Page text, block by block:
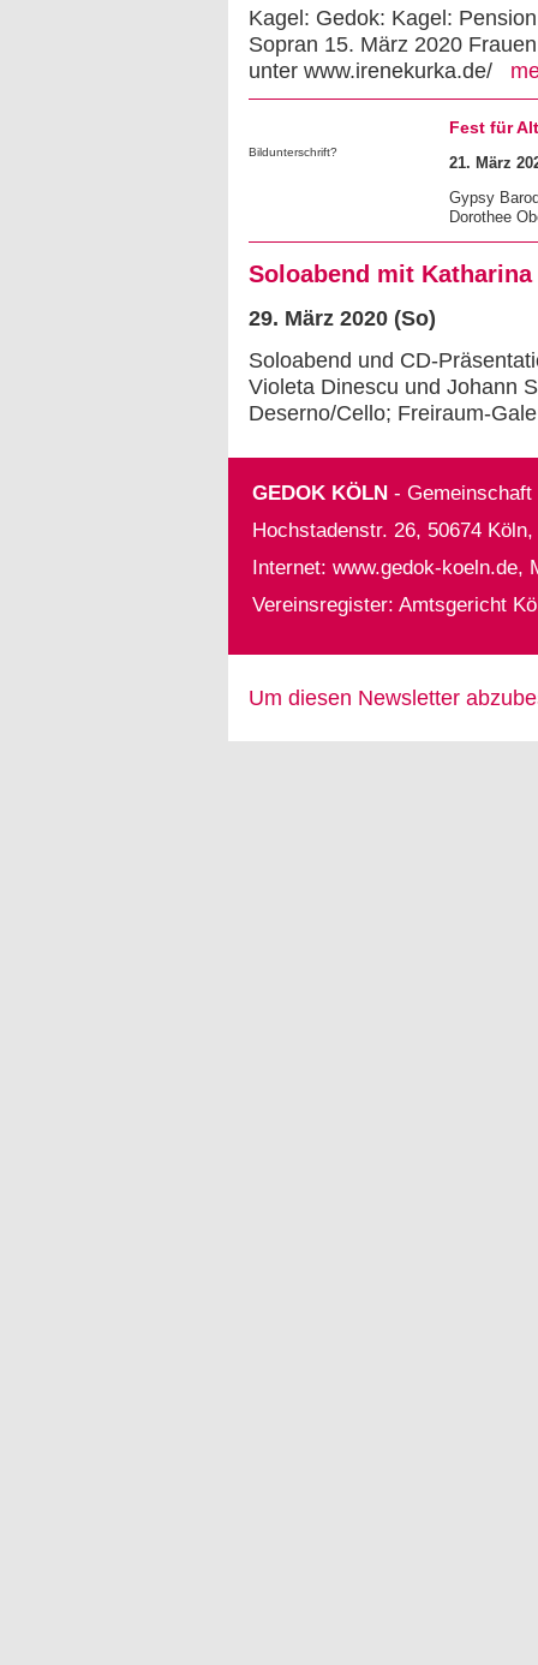
Kagel: Gedok: Kagel:
Sopran 15. März 2020
unter www.irenekurka.de/
Bildunterschrift?
Fest für
21. März
Gypsy
Dorothee
Soloabend mit Katharina
29. März 2020 (So)
Soloabend und CD-
Violeta Dinescu und Johann
Deserno/Cello; Freiraum-
GEDOK KÖLN - Gemeinschaft
Hochstadenstr. 26, 50674
Internet: www.gedok-koeln.de,
Vereinsregister: Amtsgericht
Um diesen Newsletter